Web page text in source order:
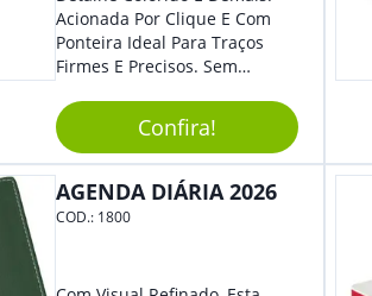
Acionada Por Clique E Com
Ponteira Ideal Para Traços
Firmes E Precisos. Sem
Brinde Para Representar Sua
Marca.
Confira!
AGENDA DIÁRIA 2026
COD.: 1800